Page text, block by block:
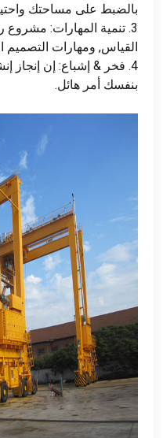
بالضبط على مساحتك
3. تنمية المهارات:
القياس, ومهارات التصميم
4. فخر & إشباع: إن إنجاز
بنفسك أمر هائل.